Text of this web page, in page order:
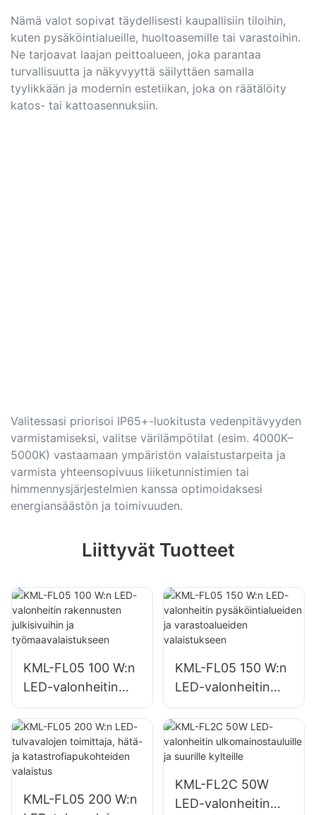
Nämä valot sopivat täydellisesti kaupallisiin tiloihin,
kuten pysäköintialueille, huoltoasemille tai varastoihin.
Ne tarjoavat laajan peittoalueen, joka parantaa
turvallisuutta ja näkyvyyttä säilyttäen samalla
tyylikkään ja modernin estetiikan, joka on räätälöity
katos- tai kattoasennuksiin.
Valitessasi priorisoi IP65+-luokitusta vedenpitävyyden
varmistamiseksi, valitse värilämpötilat (esim. 4000K–
5000K) vastaamaan ympäristön valaistustarpeita ja
varmista yhteensopivuus liiketunnistimien tai
himmennysjärjestelmien kanssa optimoidaksesi
energiansäästön ja toimivuuden.
Liittyvät Tuotteet
KML-FL05 100 W:n
LED-valonheitin
rakennusten
julkisivuihin ja
työmaavalaistuksee
n
KML-FL05 150 W:n
LED-valonheitin
pysäköintialueiden
ja varastoalueiden
valaistukseen
KML-FL05 200 W:n
KML-FL2C 50W
LED-valonheitin